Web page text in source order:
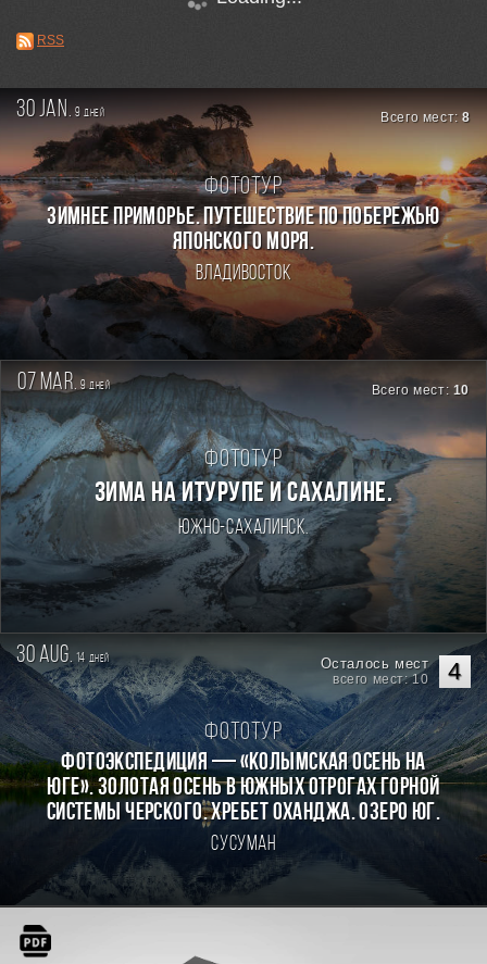
RSS
30 jan. 9дней Всего мест:8
Фототур
ЗИМНЕЕ ПРИМОРЬЕ. ПУТЕШЕСТВИЕ ПО ПОБЕРЕЖЬЮ
ЯПОНСКОГО МОРЯ.
Владивосток
07 mar. 9дней Всего мест: 10
Фототур
Зима на Итурупе и Сахалине.
Южно-Сахалинск.
30 aug. 14 дней 4
Осталось мест
всего мест: 10
Фототур
Фотоэкспедиция — «Колымская осень на
Юге». Золотая осень в южных отрогах горной
системы Черского. Хребет Оханджа. Озеро Юг.
Сусуман